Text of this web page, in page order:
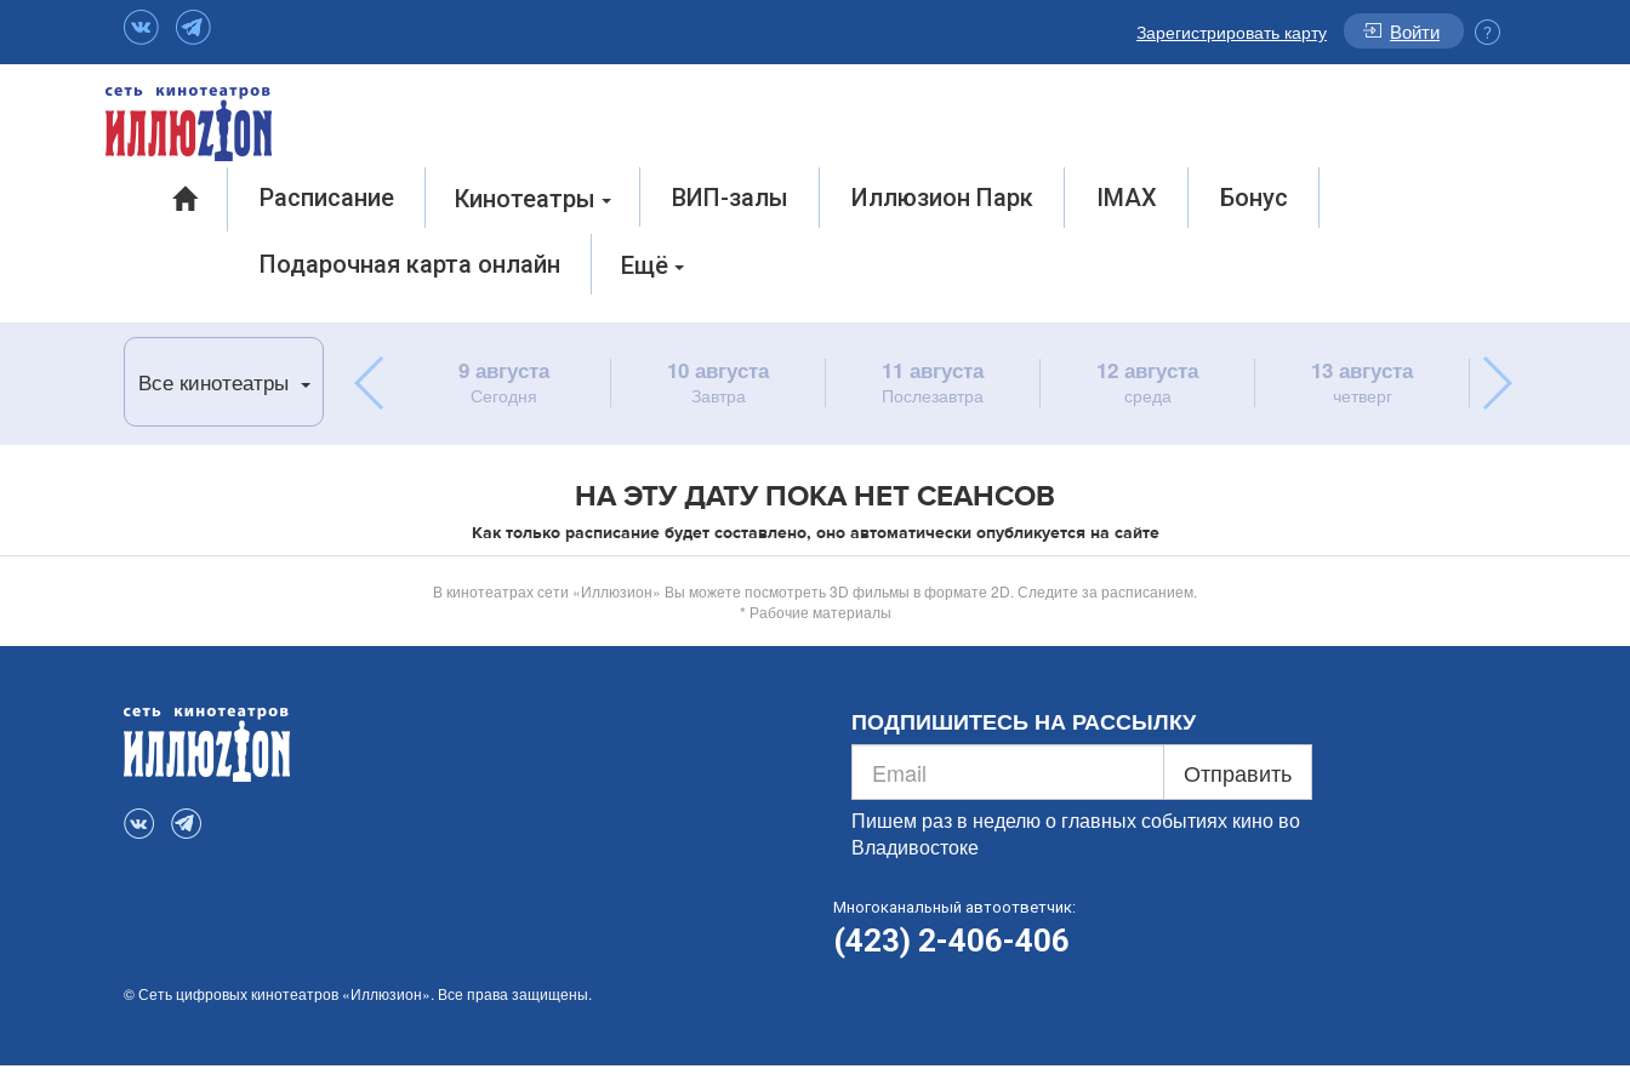
Зарегистрировать карту Войти
Расписание Кинотеатры ВИП-залы Иллюзион Парк IMAX Бонус
Подарочная карта онлайн Ещё
Все кинотеатры 9 августа
Сегодня
10 августа
Завтра
11 августа
Послезавтра
12 августа
среда
13 августа
четверг
НА ЭТУ ДАТУ ПОКА НЕТ СЕАНСОВ
Как только расписание будет составлено, оно автоматически опубликуется на сайте
В кинотеатрах сети «Иллюзион» Вы можете посмотреть 3D фильмы в формате 2D. Следите за расписанием.
* Рабочие материалы
ПОДПИШИТЕСЬ НА РАССЫЛКУ
Отправить
Пишем раз в неделю о главных событиях кино во
Владивостоке
Многоканальный автоответчик:
(423) 2-406-406
© Сеть цифровых кинотеатров «Иллюзион». Все права защищены.